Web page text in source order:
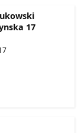
південної
Патріарха
17